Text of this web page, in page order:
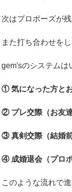
次はプロポーズが
また打ち合わせを
gem'sのシステムは
① 気になった方と
② プレ交際（お友達
③ 真剣交際（結婚前
④ 成婚退会（プロポ
このような流れで